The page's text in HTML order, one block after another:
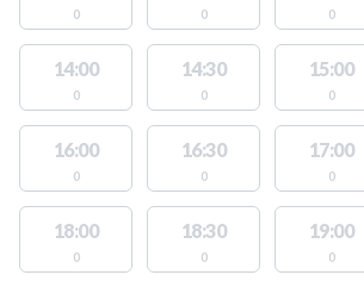
0 0 0
14:00
0
14:30
0
15:00
0
16:00
0
16:30
0
17:00
0
18:00
0
18:30
0
19:00
0